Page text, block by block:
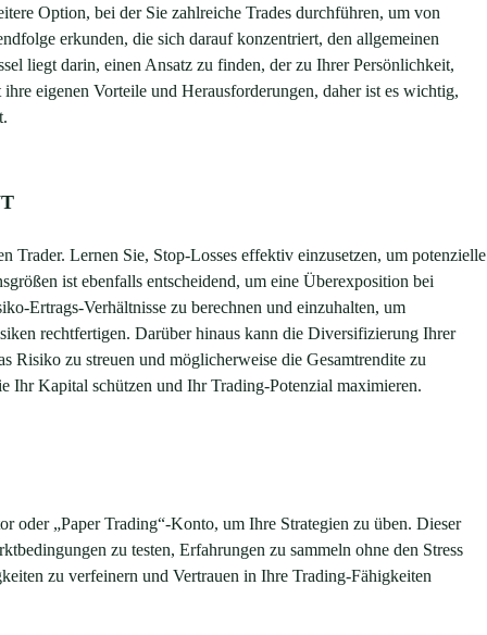
Option, bei der Sie zahlreiche Trades durchführen, um von
erkunden, die sich darauf konzentriert, den allgemeinen
liegt darin, einen Ansatz zu finden, der zu Ihrer Persönlichkeit,
eigenen Vorteile und Herausforderungen, daher ist es wichtig,
Lernen Sie, Stop-Losses effektiv einzusetzen, um potenzielle
ist ebenfalls entscheidend, um eine Überexposition bei
Ertrags-Verhältnisse zu berechnen und einzuhalten, um
rechtfertigen. Darüber hinaus kann die Diversifizierung Ihrer
Risiko zu streuen und möglicherweise die Gesamtrendite zu
Ihr Kapital schützen und Ihr Trading-Potenzial maximieren.
oder „Paper Trading“-Konto, um Ihre Strategien zu üben. Dieser
zu testen, Erfahrungen zu sammeln ohne den Stress
zu verfeinern und Vertrauen in Ihre Trading-Fähigkeiten